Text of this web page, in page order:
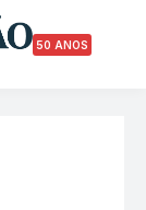
50 ANOS